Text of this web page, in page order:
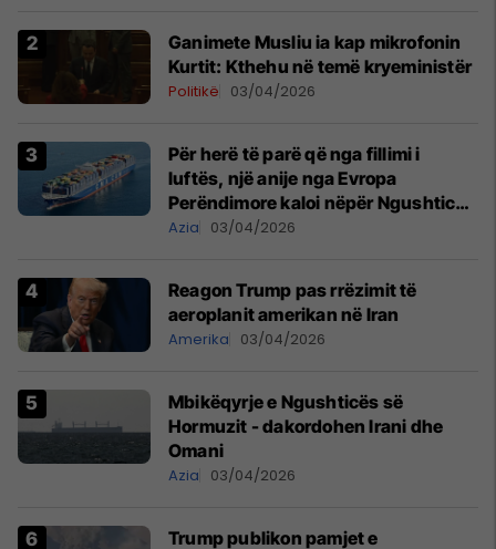
Ganimete Musliu ia kap mikrofonin
Kurtit: Kthehu në temë kryeministër
Politikë 03/04/2026
Për herë të parë që nga fillimi i
luftës, një anije nga Evropa
Perëndimore kaloi nëpër Ngushticën
e Hormuzit
Azia 03/04/2026
Reagon Trump pas rrëzimit të
aeroplanit amerikan në Iran
Amerika 03/04/2026
Mbikëqyrje e Ngushticës së
Hormuzit - dakordohen Irani dhe
Omani
Azia 03/04/2026
Trump publikon pamjet e